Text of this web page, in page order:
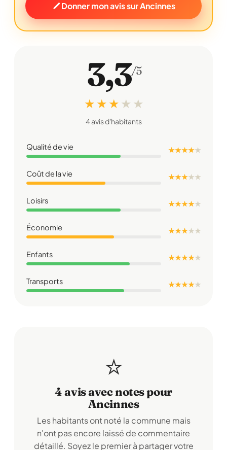
Donner mon avis sur Ancinnes
3,3/5
★ ★ ★ ★ ★
4 avis d'habitants
Qualité de vie ★ ★ ★ ★★
Coût de la vie ★ ★ ★★★
Loisirs ★ ★ ★ ★★
Économie ★ ★ ★★★
Enfants ★ ★ ★ ★★
Transports ★ ★ ★ ★★
⭐
4 avis avec notes pour
Ancinnes
Les habitants ont noté la commune mais
n'ont pas encore laissé de commentaire
détaillé. Soyez le premier à partager votre